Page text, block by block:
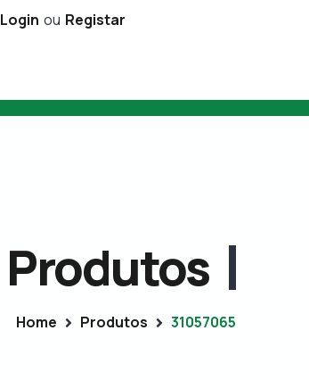
Login ou Registar
Produtos
Home Produtos 31057065